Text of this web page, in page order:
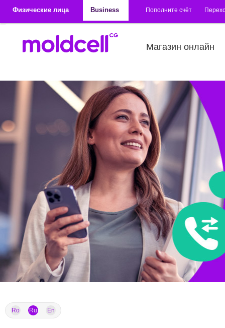
Физические лица
Business Пополните счёт
Магазин онлайн
Ro Ru En